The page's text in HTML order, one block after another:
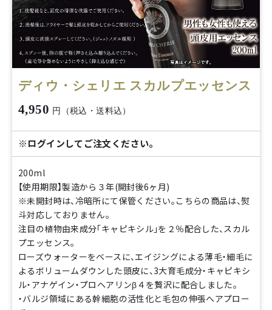
ディウ・シェリエ スカルプエッセンス
4,950 円（税込・送料込）
※ログインしてご注文ください。
200ml
【使用期限】製造から３年(開封後6ヶ月)
※未開封時は、冷暗所にて保管ください。こちらの商品は、熨
斗対応しておりません。
注目の植物由来成分「キャピキシル」を２％配合した、スカル
プエッセンス。
ローズウォーターをベースに、エイジングによる薄毛・細毛に
よるボリュームダウンした頭皮に、3大育毛成分・キャピキシ
ル・アナゲイン・プロヘアリンβ４を贅沢に配合しました。
・バルジ領域にある幹細胞の活性化と毛包の伸張へアプロー